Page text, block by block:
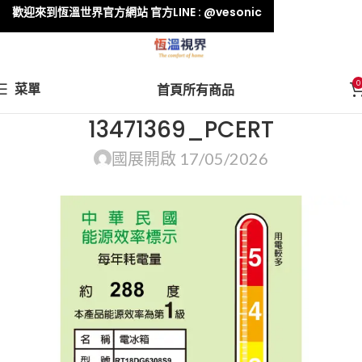
菜單 首頁所有商品 0
13471369_PCERT
國展開啟 17/05/2026
歡迎來到恆溫世界官方網站 官方LINE : @vesonic